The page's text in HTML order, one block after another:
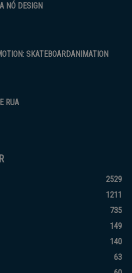
NÓ DESIGN
SKATEBOARDANIMATION
RUA
2529
1211
735
149
140
63